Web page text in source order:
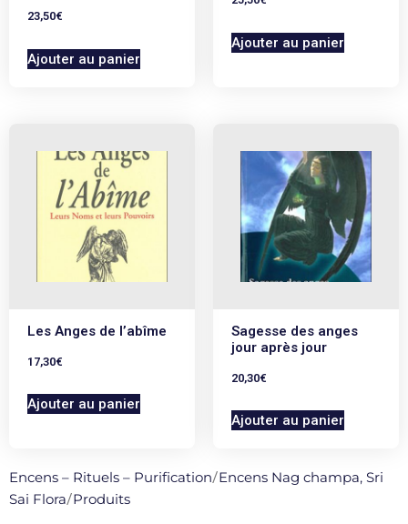
23,50€
Ajouter au panier
Ajouter au panier
Les Anges de l’abîme
17,30€
Ajouter au panier
Sagesse des anges
jour après jour
20,30€
Ajouter au panier
Encens – Rituels – Purification/Encens Nag champa, Sri
Sai Flora/Produits